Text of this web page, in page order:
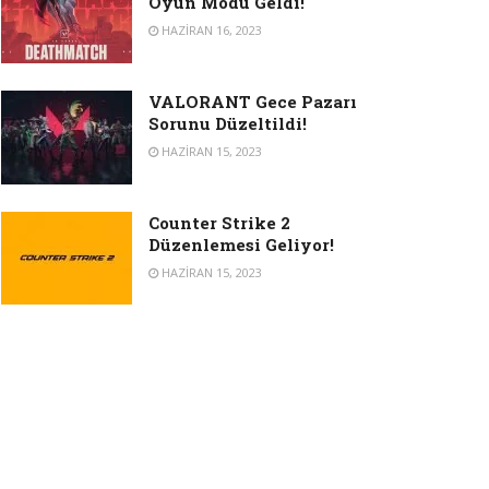
HAZIRAN 16, 2023
VALORANT Gece Pazarı
Sorunu Düzeltildi!
HAZIRAN 15, 2023
Counter Strike 2
Düzenlemesi Geliyor!
HAZIRAN 15, 2023